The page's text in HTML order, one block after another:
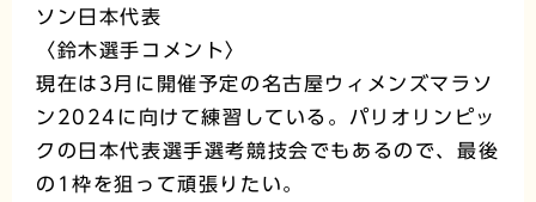
ソン日本代表
〈鈴木選手コメント〉
現在は3月に開催予定の名古屋ウィメンズマラソ
ン2024に向けて練習している。パリオリンピッ
クの日本代表選手選考競技会でもあるので、最後
の1枠を狙って頑張りたい。